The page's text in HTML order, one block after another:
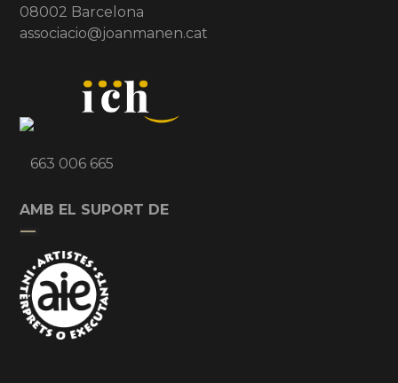
08002 Barcelona
associacio@joanmanen.cat
663 006 665
AMB EL SUPORT DE